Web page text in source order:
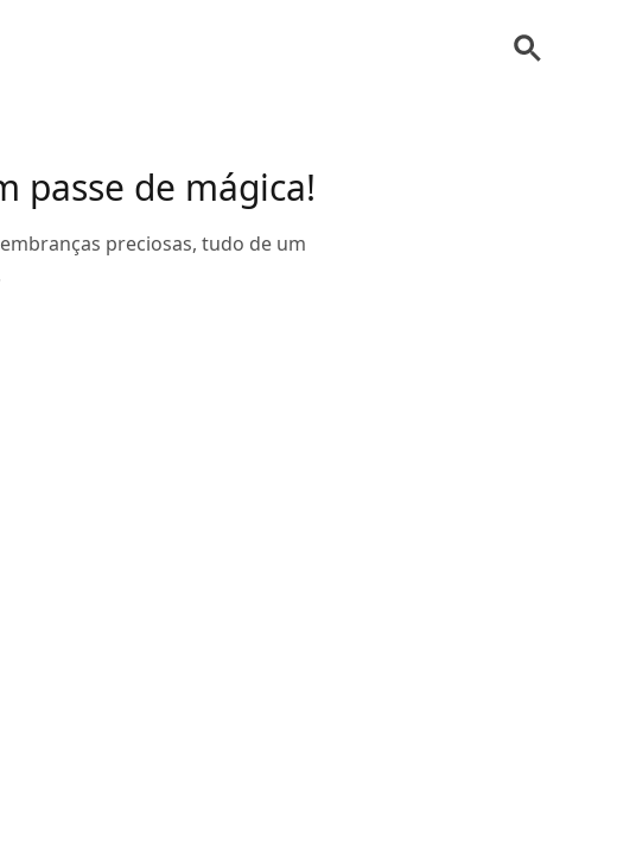
passe de mágica!
preciosas, tudo de um